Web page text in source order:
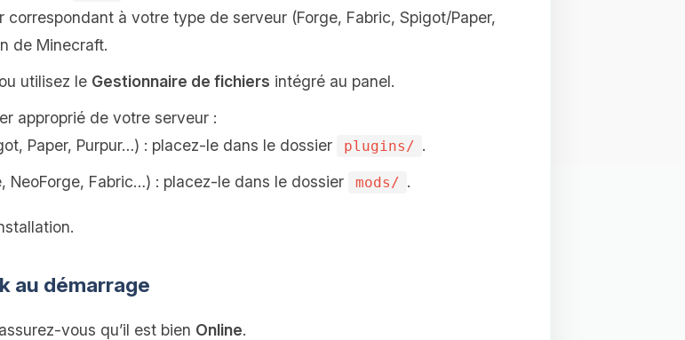
correspondant à votre type de serveur (Forge, Fabric, Spigot/Paper,
de Minecraft.
utilisez le Gestionnaire de fichiers intégré au panel.
approprié de votre serveur :
Paper, Purpur…) : placez-le dans le dossier
plugins/ .
NeoForge, Fabric…) : placez-le dans le dossier
mods/ .
au démarrage
qu’il est bien Online.